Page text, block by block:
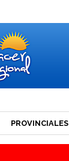
PROVINCIALES